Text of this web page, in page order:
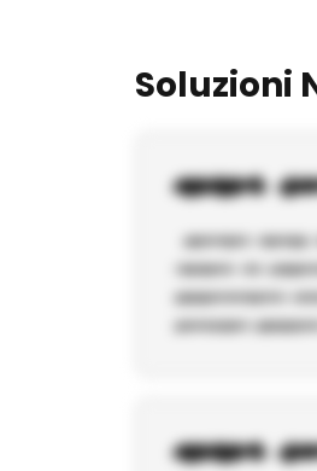
Soluzioni